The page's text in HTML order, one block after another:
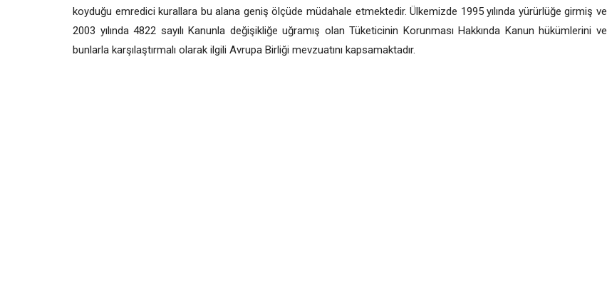
koyduğu emredici kurallara bu alana geniş ölçüde müdahale etmektedir. Ülkemizde 1995 yılında yürürlüğe girmiş ve
2003 yılında 4822 sayılı Kanunla değişikliğe uğramış olan Tüketicinin Korunması Hakkında Kanun hükümlerini ve
bunlarla karşılaştırmalı olarak ilgili Avrupa Birliği mevzuatını kapsamaktadır.